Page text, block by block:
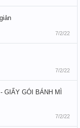
7/2/22
7/2/22
GIẤY GÓI BÁNH MÌ
7/2/22